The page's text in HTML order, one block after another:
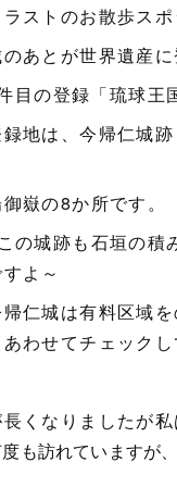
ストのお散歩ス
あとが世界遺産
目の登録「琉球王
地は、今帰仁城
嶽の8か所です。
の城跡も石垣の
よ～
仁城は有料区域
わせてチェック
くなりましたが
も訪れていますが